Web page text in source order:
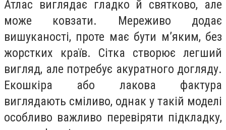
Атлас виглядає гладко й святково, але
може ковзати. Мереживо додає
вишуканості, проте має бути м’яким, без
жорстких країв. Сітка створює легший
вигляд, але потребує акуратного догляду.
Екошкіра або лакова фактура
виглядають сміливо, однак у такій моделі
особливо важливо перевіряти підкладку,